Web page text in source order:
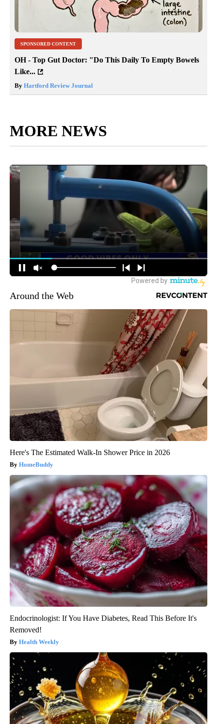
SPONSORED CONTENT
OH - Top Gut Doctor: "Do This Daily To Empty Bowels
Like...
By Hartford Review Journal
MORE NEWS
Around the Web
Here's The Estimated Walk-In Shower Price in 2026
HomeBuddy
Endocrinologist: If You Have Diabetes, Read This Before It's
Removed!
Health Weekly